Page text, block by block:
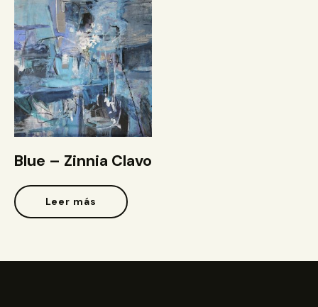
Blue – Zinnia Clavo
Leer más